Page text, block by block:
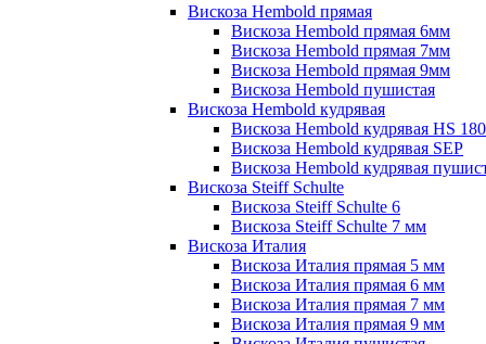
Вискоза Hembold прямая
Вискоза Hembold прямая 6мм
Вискоза Hembold прямая 7мм
Вискоза Hembold прямая 9мм
Вискоза Hembold пушистая
Вискоза Hembold кудрявая
Вискоза Hembold кудрявая HS 180
Вискоза Hembold кудрявая SEP
Вискоза Hembold кудрявая
Вискоза Steiff Schulte
Вискоза Steiff Schulte 6
Вискоза Steiff Schulte 7 мм
Вискоза Италия
Вискоза Италия прямая 5 мм
Вискоза Италия прямая 6 мм
Вискоза Италия прямая 7 мм
Вискоза Италия прямая 9 мм